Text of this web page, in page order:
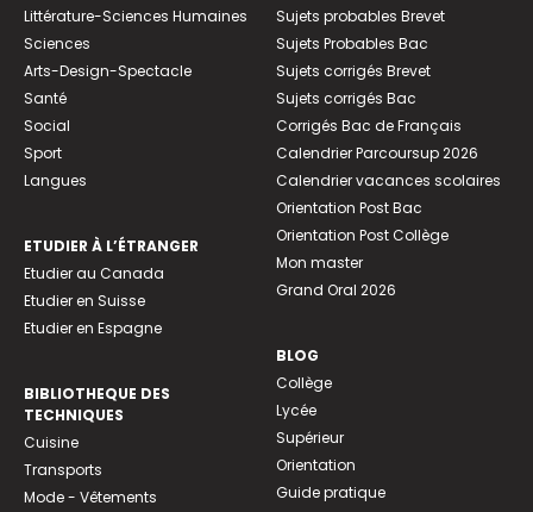
Littérature-Sciences Humaines
Sciences
Arts-Design-Spectacle
Santé
Social
Sport
Langues
ETUDIER À L’ÉTRANGER
Etudier au Canada
Etudier en Suisse
Etudier en Espagne
BIBLIOTHEQUE DES
TECHNIQUES
Cuisine
Transports
Mode - Vêtements
Sujets probables Brevet
Sujets Probables Bac
Sujets corrigés Brevet
Sujets corrigés Bac
Corrigés Bac de Français
Calendrier Parcoursup 2026
Calendrier vacances scolaires
Orientation Post Bac
Orientation Post Collège
Mon master
Grand Oral 2026
BLOG
Collège
Lycée
Supérieur
Orientation
Guide pratique